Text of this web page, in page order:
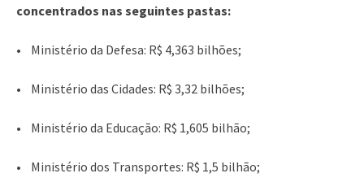
concentrados nas seguintes pastas:
• Ministério da Defesa: R$ 4,363 bilhões;
• Ministério das Cidades: R$ 3,32 bilhões;
• Ministério da Educação: R$ 1,605 bilhão;
• Ministério dos Transportes: R$ 1,5 bilhão;